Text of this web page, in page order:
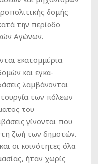
δομής
την περίοδο
Αγώνων.
εκατομμύρια
και εγκα-
λαμβάνονται
των πόλεων
του
γίνονται που
ζωή των δημοτών,
οι κοινότητες όλα
ήταν χωρίς